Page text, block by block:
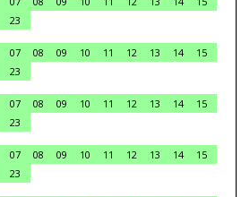
23
07 08 09 10 11 12 13 14
15
23
07 08 09 10 11 12 13 14
15
23
07 08 09 10 11 12 13 14
15
23